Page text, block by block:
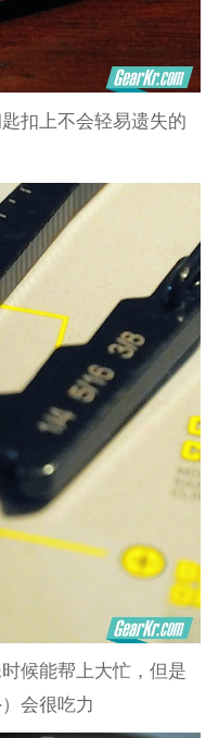
扣上不会轻易遗失的
候能帮上大忙，但是
会很吃力